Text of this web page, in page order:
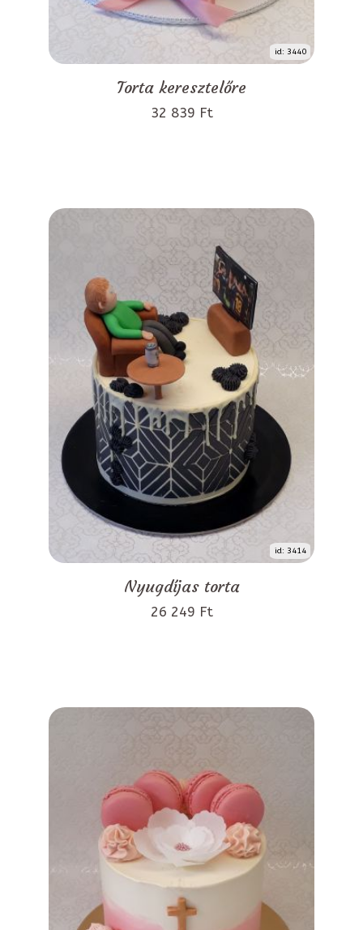
id: 3440
Torta keresztelőre
32 839 Ft
id: 3414
Nyugdíjas torta
26 249 Ft